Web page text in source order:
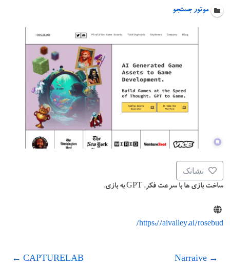
موتور جستجو
نشانک
ساخت بازی ها با سرعت فکر. GPT به بازی.
https://aivalley.ai/rosebud/
→
Narraive
CAPTURELAB
←